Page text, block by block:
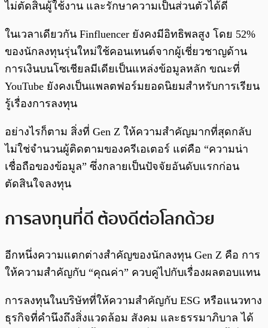
ไม่ตัดสินผู้ใช้งาน และรักษาความเป็นส่วนตัวได้ดี
ในเวลาเดียวกัน Finfluencer ยังคงมีอิทธิพลสูง โดย 52%
ของนักลงทุนรุ่นใหม่ใช้คอนเทนต์จากผู้เชี่ยวชาญด้าน
การเงินบนโซเชียลมีเดียเป็นแหล่งข้อมูลหลัก ขณะที่
YouTube ยังคงเป็นแพลตฟอร์มยอดนิยมสำหรับการเรียน
รู้เรื่องการลงทุน
อย่างไรก็ตาม สิ่งที่ Gen Z ให้ความสำคัญมากที่สุดกลับ
ไม่ใช่จำนวนผู้ติดตามของครีเอเตอร์ แต่คือ “ความน่า
เชื่อถือของข้อมูล” ซึ่งกลายเป็นปัจจัยอันดับแรกก่อน
ตัดสินใจลงทุน
การลงทุนที่ดี ต้องดีต่อโลกด้วย
อีกหนึ่งความแตกต่างสำคัญของนักลงทุน Gen Z คือ การ
ให้ความสำคัญกับ “คุณค่า” ควบคู่ไปกับเรื่องผลตอบแทน
การลงทุนในบริษัทที่ให้ความสำคัญกับ ESG หรือแนวทาง
ธุรกิจที่คำนึงถึงสิ่งแวดล้อม สังคม และธรรมาภิบาล ได้